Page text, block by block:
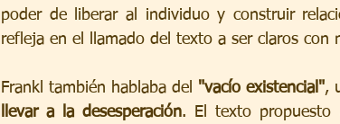
poder de liberar al individuo y construir
refleja en el llamado del texto a ser claros con
Frankl también hablaba del "vacío existencial",
llevar a la desesperación. El texto propuesto